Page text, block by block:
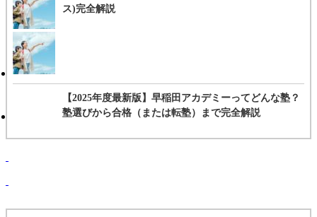
ス)完全解説
【2025年度最新版】早稲田アカデミーってどんな塾？
塾選びから合格（または転塾）まで完全解説